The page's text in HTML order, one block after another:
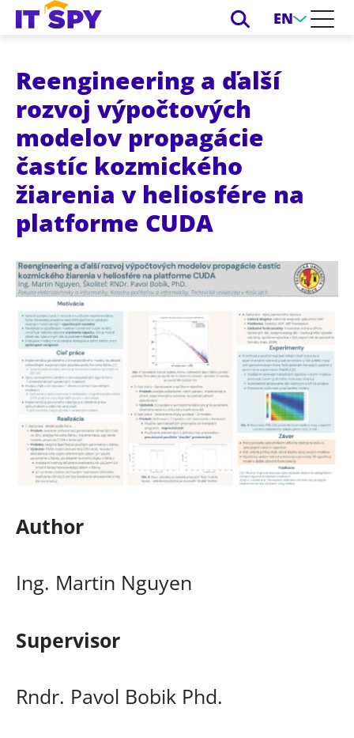
EN
Reengineering a ďalší
rozvoj výpočtových
modelov propagácie
častíc kozmického
žiarenia v heliosfére na
platforme CUDA
Author
Ing. Martin Nguyen
Supervisor
Rndr. Pavol Bobik Phd.